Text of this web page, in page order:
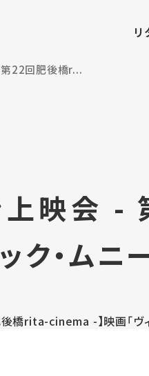
第22回肥後橋r...
上映
ク・ム